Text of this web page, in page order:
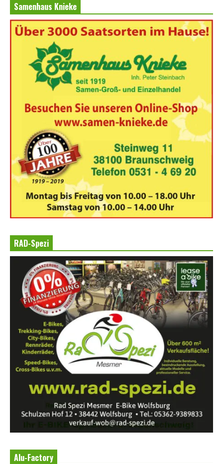
Samenhaus Knieke
RAD-Spezi
Alu-Factory